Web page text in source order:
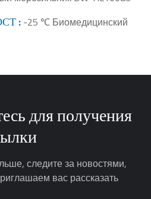
: -25 ℃ Биомедицинский
для получения
следите за новостями,
вас рассказать